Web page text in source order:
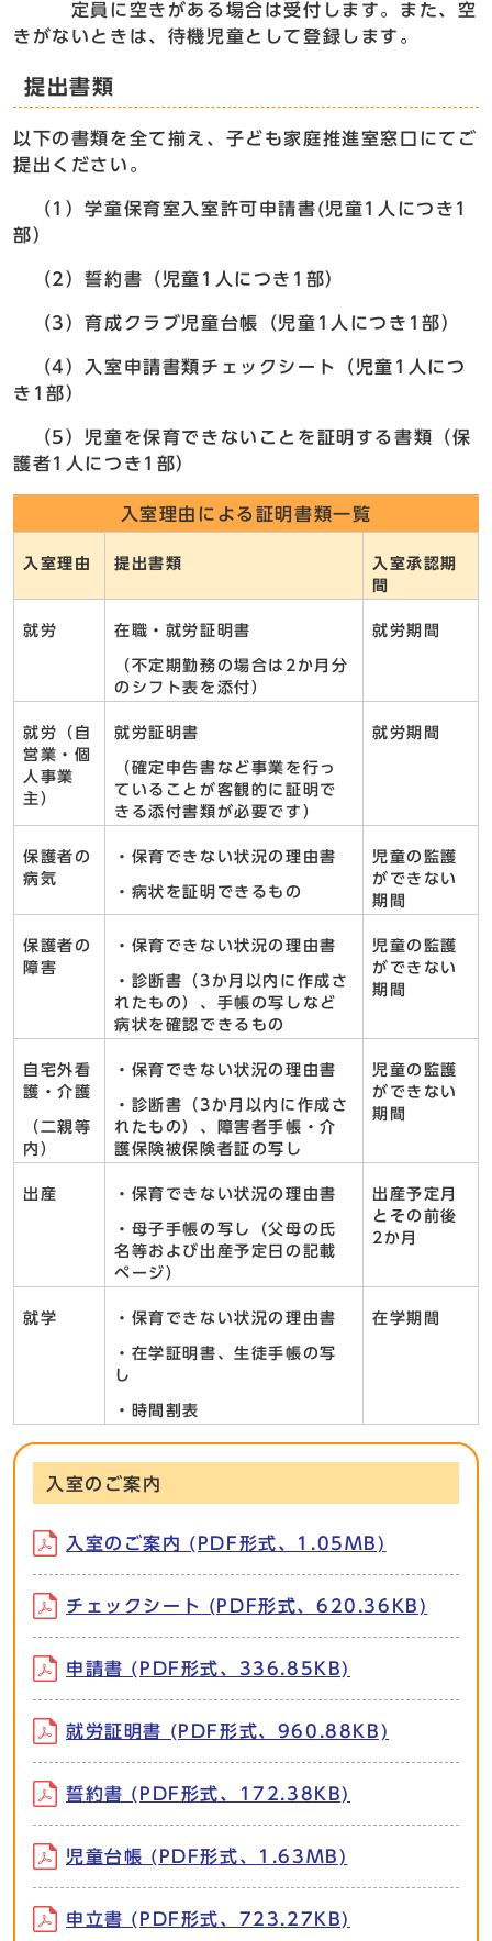
定員に空きがある場合は受付します。また、空
きがないときは、待機児童として登録します。
提出書類
以下の書類を全て揃え、子ども家庭推進室窓口にてご
提出ください。
（1）学童保育室入室許可申請書(児童1人につき1
部）
（2）誓約書（児童1人につき1部）
（3）育成クラブ児童台帳（児童1人につき1部）
（4）入室申請書類チェックシート（児童1人につ
き1部）
（5）児童を保育できないことを証明する書類（保
護者1人につき1部）
入室理由による証明書類一覧
入室理由 提出書類
入室承認期
間
就労 在職・就労証明書
（不定期勤務の場合は2か月分
のシフト表を添付）
就労期間
就労（自
営業・個
人事業
主）
就労証明書
（確定申告書など事業を行っ
ていることが客観的に証明で
きる添付書類が必要です）
就労期間
保護者の
病気
・保育できない状況の理由書
・病状を証明できるもの
児童の監護
ができない
期間
保護者の
障害
・保育できない状況の理由書
・診断書（3か月以内に作成さ
れたもの）、手帳の写しなど
病状を確認できるもの
児童の監護
ができない
期間
自宅外看
護・介護
（二親等
内）
・保育できない状況の理由書
・診断書（3か月以内に作成さ
れたもの）、障害者手帳・介
護保険被保険者証の写し
児童の監護
ができない
期間
出産 ・保育できない状況の理由書
・母子手帳の写し（父母の氏
名等および出産予定日の記載
ページ）
出産予定月
とその前後
2か月
就学 ・保育できない状況の理由書
・在学証明書、生徒手帳の写
し
・時間割表
在学期間
入室のご案内
入室のご案内 (PDF形式、1.05MB)
チェックシート (PDF形式、620.36KB)
申請書 (PDF形式、336.85KB)
就労証明書 (PDF形式、960.88KB)
誓約書 (PDF形式、172.38KB)
児童台帳 (PDF形式、1.63MB)
申立書 (PDF形式、723.27KB)